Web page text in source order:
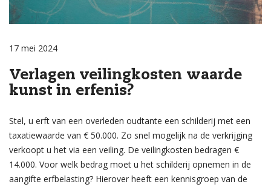
17 mei 2024
Verlagen veilingkosten waarde
kunst in erfenis?
Stel, u erft van een overleden oudtante een schilderij met een
taxatiewaarde van € 50.000. Zo snel mogelijk na de verkrijging
verkoopt u het via een veiling. De veilingkosten bedragen €
14.000. Voor welk bedrag moet u het schilderij opnemen in de
aangifte erfbelasting? Hierover heeft een kennisgroep van de